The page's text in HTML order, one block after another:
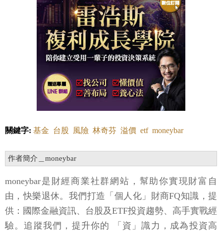
關鍵字: 基金 台股 風險 林奇芬 溢價 etf moneybar
作者簡介＿moneybar
moneybar是財經商業社群網站，幫助你實現財富自
由，快樂退休。我們打造「個人化」財商FQ知識，提
供：國際金融資訊、台股及ETF投資趨勢、高手實戰經
驗。追蹤我們，提升你的 「資」識力，成為投資高